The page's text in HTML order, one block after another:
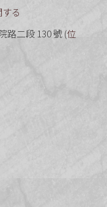
る
路二段 130 號 (位